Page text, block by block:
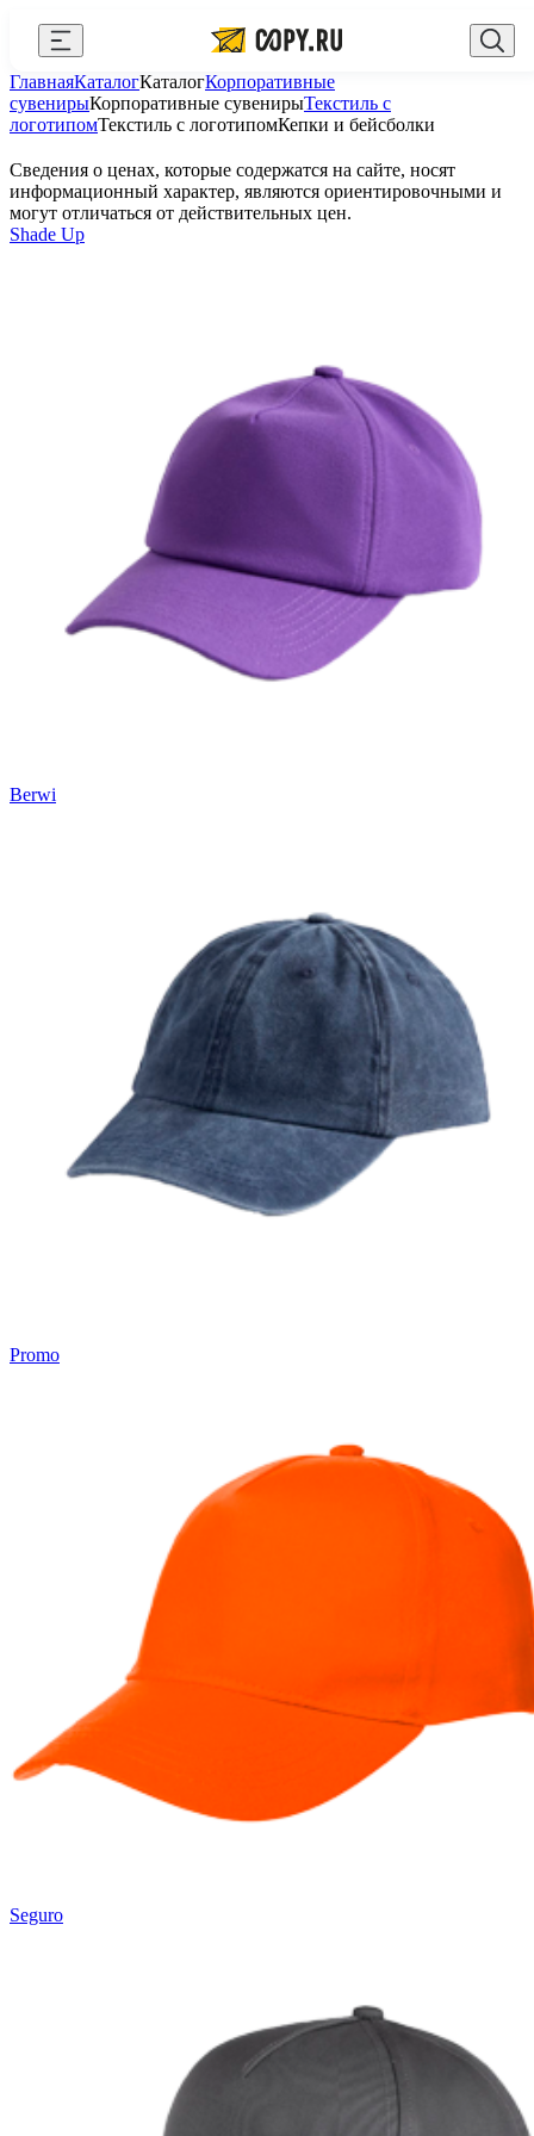
Выберите город
AI Copy.ru
API и интеграции
Сувениры с логотипом
Для бизнеса
Генератор QR-кодов
Публичная оферта
Клуб привилегий
О компании
Написать директору
Франшиза
Закрыть
ГлавнаяКаталогКаталогКорпоративные
сувенирыКорпоративные сувенирыТекстиль с
логотипомТекстиль с логотипомКепки и бейсболки
Сведения о ценах, которые содержатся на сайте, носят
информационный характер, являются ориентировочными и
могут отличаться от действительных цен.
Shade Up
Berwi
Promo
Seguro